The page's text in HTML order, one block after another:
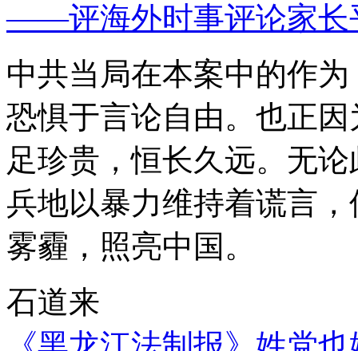
——评海外时事评论家长
中共当局在本案中的作
恐惧于言论自由。也正
足珍贵，恒长久远。无
兵地以暴力维持着谎言
雾霾，照亮中国。
石道来